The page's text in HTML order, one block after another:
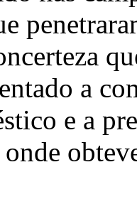
a
e a